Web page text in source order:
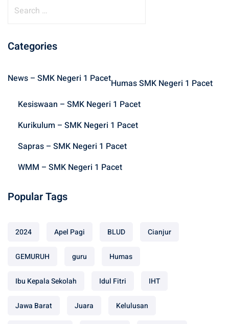
r
f
Categories
News – SMK Negeri 1 PacetHumas SMK Negeri 1 Pacet
Kesiswaan – SMK Negeri 1 Pacet
Kurikulum – SMK Negeri 1 Pacet
Sapras – SMK Negeri 1 Pacet
WMM – SMK Negeri 1 Pacet
Popular Tags
2024 Apel Pagi BLUD Cianjur
GEMURUH guru Humas
Ibu Kepala Sekolah Idul Fitri IHT
Jawa Barat Juara Kelulusan